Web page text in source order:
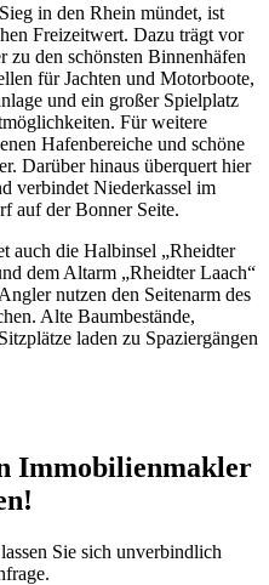
in den Rhein mündet, ist
Freizeitwert. Dazu trägt vor
den schönsten Binnenhäfen
für Jachten und Motorboote,
und ein großer Spielplatz
Für weitere
Hafenbereiche und schöne
Darüber hinaus überquert hier
verbindet Niederkassel im
auf der Bonner Seite.
auch die Halbinsel „Rheidter
dem Altarm „Rheidter Laach“
nutzen den Seitenarm des
Alte Baumbestände,
laden zu Spaziergängen
Immobilienmakler
Sie sich unverbindlich